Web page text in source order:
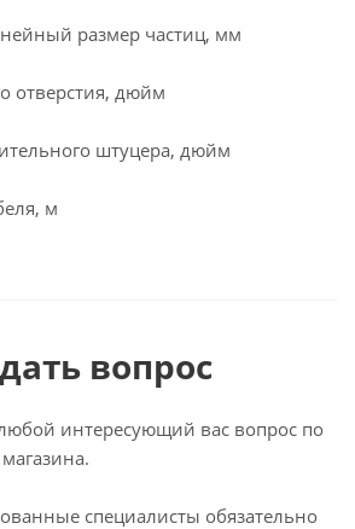
размер частиц, мм
отверстия, дюйм
штуцера, дюйм
м
вопрос
интересующий вас вопрос по
специалисты обязательно